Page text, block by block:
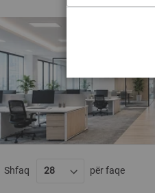
Shfaq për faqe